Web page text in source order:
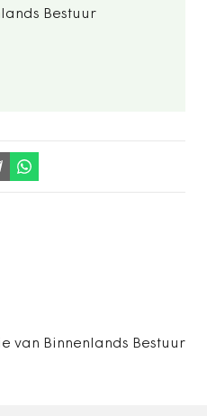
Bestuur
van Binnenlands Bestuur